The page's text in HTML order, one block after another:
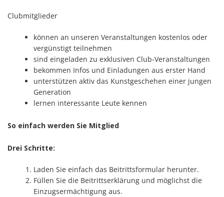
Clubmitglieder
können an unseren Veranstaltungen kostenlos oder
vergünstigt teilnehmen
sind eingeladen zu exklusiven Club-Veranstaltungen
bekommen Infos und Einladungen aus erster Hand
unterstützen aktiv das Kunstgeschehen einer jungen
Generation
lernen interessante Leute kennen
So einfach werden Sie Mitglied
Drei Schritte:
Laden Sie einfach das Beitrittsformular herunter.
Füllen Sie die Beitrittserklärung und möglichst die
Einzugsermächtigung aus.